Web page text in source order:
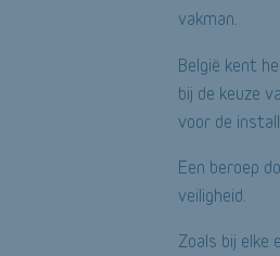
vakman.
België kent
bij de keuze
voor de
Een beroep
veiligheid.
Zoals bij elke